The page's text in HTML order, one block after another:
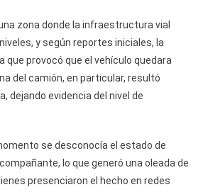
zona donde la infraestructura vial
y según reportes iniciales, la
que provocó que el vehículo quedara
del camión, en particular, resultó
dejando evidencia del nivel de
se desconocía el estado de
lo que generó una oleada de
presenciaron el hecho en redes